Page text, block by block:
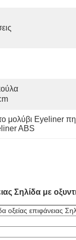
μολύβι Eyeliner
ABS
Σηλίδα με
οξείας επιφάνειας